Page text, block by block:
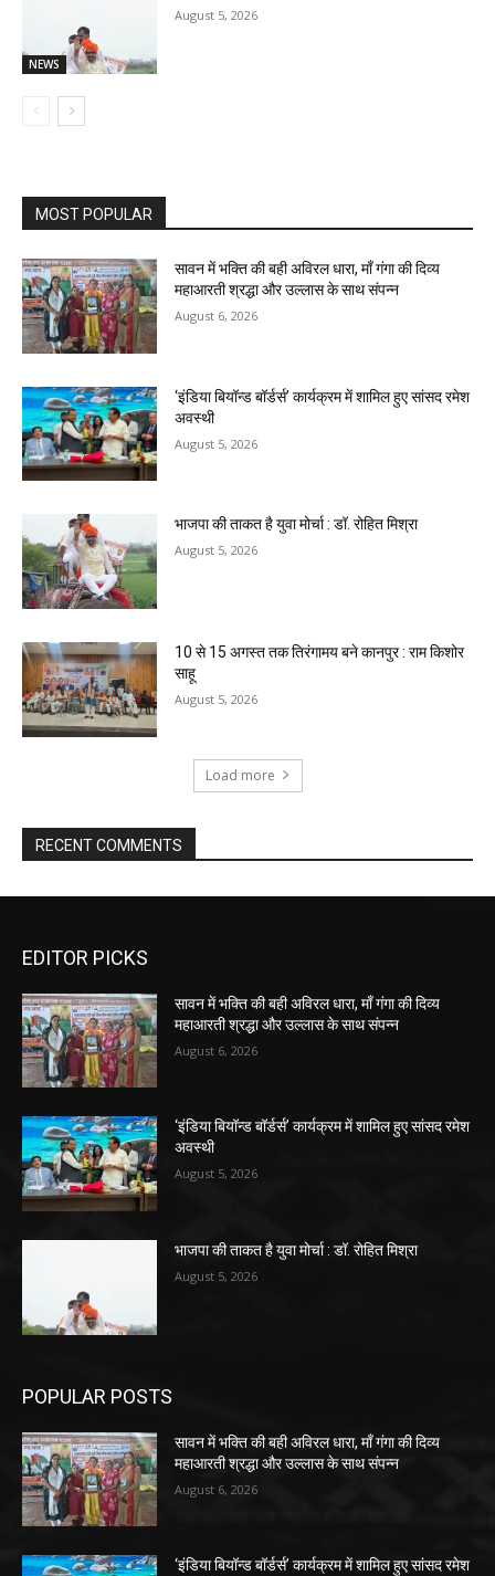
NEWS
August 5, 2026
MOST POPULAR
सावन में भक्ति की बही अविरल धारा, माँ गंगा की दिव्य
महाआरती श्रद्धा और उल्लास के साथ संपन्न
August 6, 2026
‘इंडिया बियॉन्ड बॉर्डर्स’ कार्यक्रम में शामिल हुए सांसद रमेश
अवस्थी
August 5, 2026
भाजपा की ताकत है युवा मोर्चा : डॉ. रोहित मिश्रा
August 5, 2026
10 से 15 अगस्त तक तिरंगामय बने कानपुर : राम किशोर
साहू
August 5, 2026
Load more
RECENT COMMENTS
EDITOR PICKS
सावन में भक्ति की बही अविरल धारा, माँ गंगा की दिव्य
महाआरती श्रद्धा और उल्लास के साथ संपन्न
August 6, 2026
‘इंडिया बियॉन्ड बॉर्डर्स’ कार्यक्रम में शामिल हुए सांसद रमेश
अवस्थी
August 5, 2026
भाजपा की ताकत है युवा मोर्चा : डॉ. रोहित मिश्रा
August 5, 2026
POPULAR POSTS
सावन में भक्ति की बही अविरल धारा, माँ गंगा की दिव्य
महाआरती श्रद्धा और उल्लास के साथ संपन्न
August 6, 2026
‘इंडिया बियॉन्ड बॉर्डर्स’ कार्यक्रम में शामिल हुए सांसद रमेश